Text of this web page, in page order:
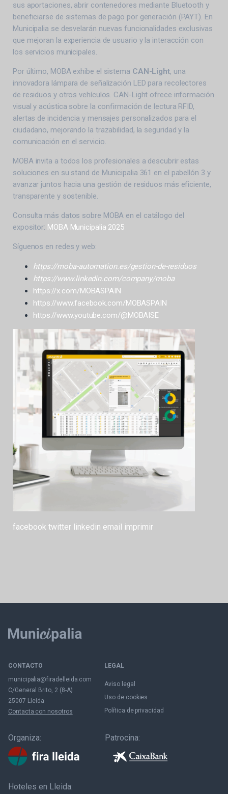
sus aportaciones, abrir contenedores mediante Bluetooth y
beneficiarse de sistemas de pago por generación (PAYT). En
Municipalia se desvelarán nuevas funcionalidades exclusivas
que mejoran la experiencia de usuario y la interacción con
los servicios municipales.
Por último, MOBA exhibe el sistema CAN-Light, una
innovadora lámpara de señalización LED para recolectores
de residuos y otros vehículos. CAN-Light ofrece información
visual y acústica sobre la confirmación de lectura RFID,
alertas de incidencia y mensajes personalizados para el
ciudadano, mejorando la trazabilidad, la seguridad y la
comunicación en el servicio.
MOBA invita a todos los profesionales a descubrir estas
soluciones en su stand de Municipalia 361 en el pabellón 3 y
avanzar juntos hacia una gestión de residuos más eficiente,
transparente y sostenible.
Consulta más datos sobre MOBA en el catálogo del
expositor: MOBA Municipalia 2025
Síguenos en redes y web:
https://moba-automation.es/gestion-de-residuos
https://www.linkedin.com/company/moba
https://x.com/MOBASPAIN
https://www.facebook.com/MOBASPAIN
https://www.youtube.com/@MOBAISE
facebook twitter linkedin email imprimir
CONTACTO
municipalia@firadelleida.com
C/General Brito, 2 (8-A)
25007 Lleida
Contacta con nosotros
LEGAL
Aviso legal
Uso de cookies
Política de privacidad
Organiza: Patrocina:
Hoteles en Lleida: